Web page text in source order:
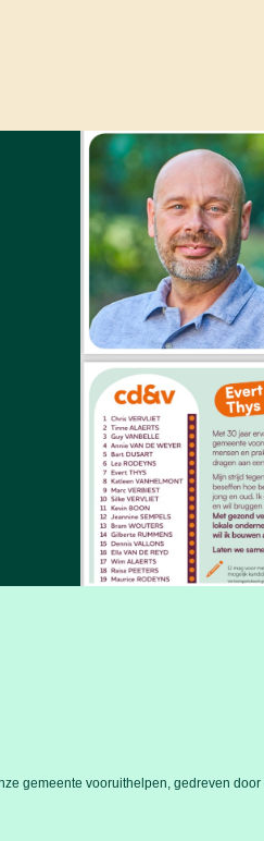
gemeente vooruithelpen, gedreven